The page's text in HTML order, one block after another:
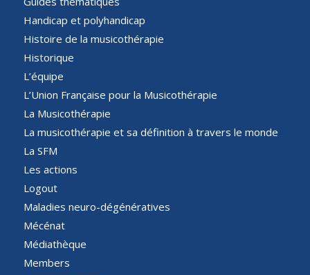
Handicap et polyhandicap
Histoire de la musicothérapie
Historique
L’équipe
L’Union Française pour la Musicothérapie
La Musicothérapie
La musicothérapie et sa définition à travers le monde
La SFM
Les actions
Logout
Maladies neuro-dégénératives
Mécénat
Médiathèque
Members